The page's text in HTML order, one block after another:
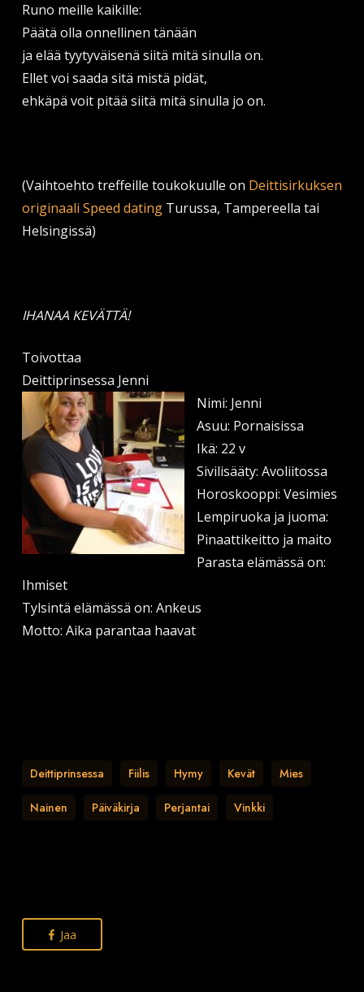
Runo meille kaikille:
Päätä olla onnellinen tänään
ja elää tyytyväisenä siitä mitä sinulla on.
Ellet voi saada sitä mistä pidät,
ehkäpä voit pitää siitä mitä sinulla jo on.
(Vaihtoehto treffeille toukokuulle on Deittisirkuksen
originaali Speed dating Turussa, Tampereella tai
Helsingissä)
IHANAA KEVÄTTÄ!
Toivottaa
Deittiprinsessa Jenni
Nimi: Jenni
Asuu: Pornaisissa
Ikä: 22 v
Sivilisääty: Avoliitossa
Horoskooppi: Vesimies
Lempiruoka ja juoma:
Pinaattikeitto ja maito
Parasta elämässä on:
Ihmiset
Tylsintä elämässä on: Ankeus
Motto: Aika parantaa haavat
Deittiprinsessa Fiilis Hymy Kevät Mies
Nainen Päiväkirja Perjantai Vinkki
Jaa